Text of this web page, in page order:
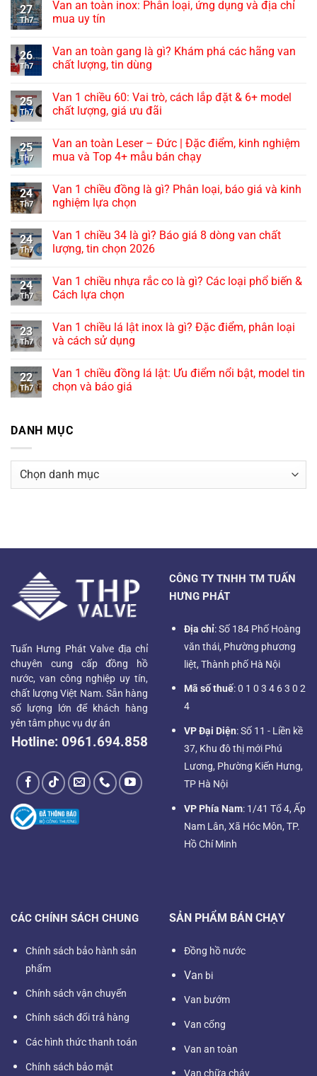
27
Th7
Van an toàn inox: Phân loại, ứng dụng và địa chỉ
mua uy tín
26
Th7
Van an toàn gang là gì? Khám phá các hãng van
chất lượng, tin dùng
25
Th7
Van 1 chiều 60: Vai trò, cách lắp đặt & 6+ model
chất lượng, giá ưu đãi
25
Th7
Van an toàn Leser – Đức | Đặc điểm, kinh nghiệm
mua và Top 4+ mẫu bán chạy
24
Th7
Van 1 chiều đồng là gì? Phân loại, báo giá và kinh
nghiệm lựa chọn
24
Th7
Van 1 chiều 34 là gì? Báo giá 8 dòng van chất
lượng, tin chọn 2026
24
Th7
Van 1 chiều nhựa rắc co là gì? Các loại phổ biến &
Cách lựa chọn
23
Th7
Van 1 chiều lá lật inox là gì? Đặc điểm, phân loại
và cách sử dụng
22
Th7
Van 1 chiều đồng lá lật: Ưu điểm nổi bật, model tin
chọn và báo giá
DANH MỤC
Danh
Tuấn Hưng Phát Valve địa chỉ
chuyên cung cấp đồng hồ
nước, van công nghiệp uy tín,
chất lượng Việt Nam. Sẵn hàng
số lượng lớn để khách hàng
yên tâm phục vụ dự án
Hotline: 0961.694.858
CÔNG TY TNHH TM TUẤN
HƯNG PHÁT
Địa chỉ: Số 184 Phố Hoàng
văn thái, Phường phương
liệt, Thành phố Hà Nội
Mã số thuế: 0 1 0 3 4 6 3 0 2
4
VP Đại Diện: Số 11 - Liền kề
37, Khu đô thị mới Phú
Lương, Phường Kiến Hưng,
TP Hà Nội
VP Phía Nam: 1/41 Tổ 4, Ấp
Nam Lân, Xã Hóc Môn, TP.
Hồ Chí Minh
CÁC CHÍNH SÁCH CHUNG
Chính sách bảo hành sản
phẩm
Chính sách vận chuyển
Chính sách đổi trả hàng
Các hình thức thanh toán
Chính sách bảo mật
SẢN PHẨM BÁN CHẠY
Đồng hồ nước
Van bi
Van bướm
Van cổng
Van an toàn
Van chữa cháy